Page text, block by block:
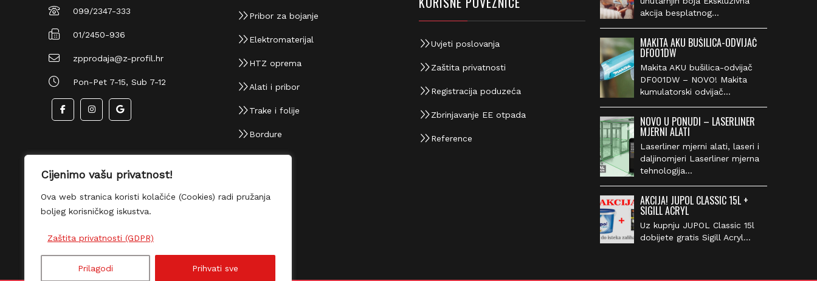
Cijenimo vašu privatnost!
Ova web stranica koristi kolačiće (Cookies) radi
pružanja boljeg korisničkog iskustva.
Zaštita privatnosti (GDPR)
Prilagodi Prihvati sve
099/2347-333
01/2450-936
zpprodaja@z-profil.hr
Pon-Pet 7-15, Sub 7-12
Pribor za bojanje
Elektromaterijal
HTZ oprema
Alati i pribor
Trake i folije
Bordure
Uvjeti poslovanja
Zaštita privatnosti
Registracija poduzeća
Zbrinjavanje EE otpada
Reference
akcija besplatnog…
MAKITA AKU BUŠILICA-ODVIJAČ
DF001DW
Makita AKU bušilica-odvijač
DF001DW – NOVO! Makita
kumulatorski odvijač…
NOVO U PONUDI – LASERLINER
MJERNI ALATI
Laserliner mjerni alati, laseri i
daljinomjeri Laserliner mjerna
tehnologija…
AKCIJA! JUPOL CLASSIC 15L +
SIGILL ACRYL
Uz kupnju JUPOL Classic 15l
dobijete gratis Sigill Acryl…